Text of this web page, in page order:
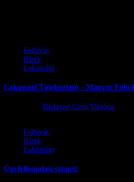
Felhívás
Hírek
Lakossági
Lakossági Tájékoztató – Magyar Falu
Bédayné Géró Viktória
Felhívás
Hírek
Lakossági
Ügyfélfogadási szünet!